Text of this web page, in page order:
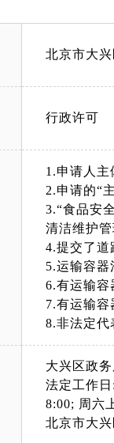
北京市大
行政许可
1.申请人
2.申请的“
3.“食品安
清洁维护
4.提交了道
5.运输容
6.有运输容
7.有运输
8.非法定代
大兴区政
法定工作
8:00; 周六
北京市大